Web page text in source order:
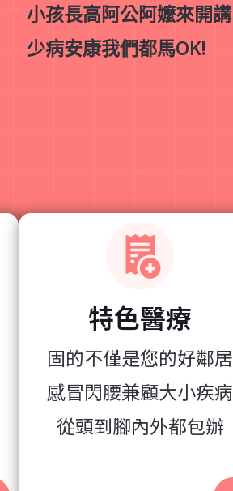
小孩長高阿公阿嬤來開講
少病安康我們都馬OK!
特色醫療
固的不僅是您的好鄰居
感冒閃腰兼顧大小疾病
從頭到腳內外都包辦